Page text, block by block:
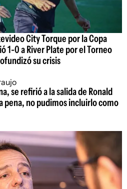
City Torque por la Copa
1-0 a River Plate por el Torneo
su crisis
se refirió a la salida de Ronald
pena, no pudimos incluirlo como